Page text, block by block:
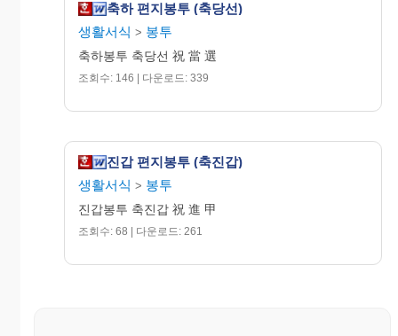
축하 편지봉투 (축당선)
생활서식 > 봉투
축하봉투 축당선 祝 當 選
조회수: 146 | 다운로드: 339
진갑 편지봉투 (축진갑)
생활서식 > 봉투
진갑봉투 축진갑 祝 進 甲
조회수: 68 | 다운로드: 261